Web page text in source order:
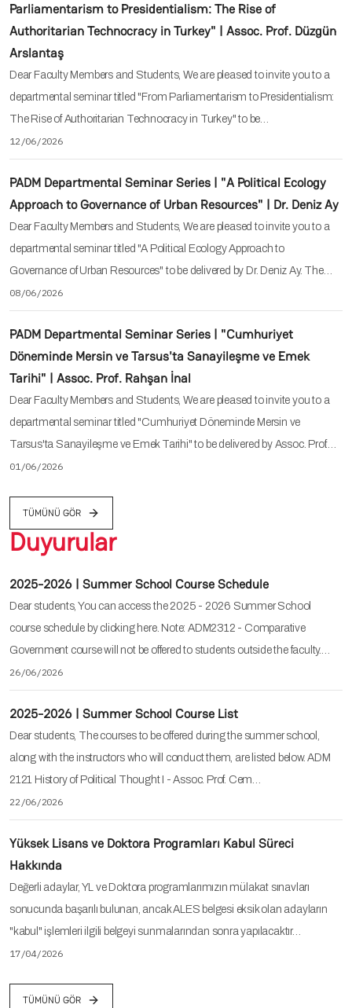
Parliamentarism to Presidentialism: The Rise of
Authoritarian Technocracy in Turkey" | Assoc. Prof. Düzgün
Arslantaş
Dear Faculty Members and Students, We are pleased to invite you to a
departmental seminar titled "From Parliamentarism to Presidentialism:
The Rise of Authoritarian Technocracy in Turkey" to be…
12/06/2026
PADM Departmental Seminar Series | "A Political Ecology
Approach to Governance of Urban Resources" | Dr. Deniz Ay
Dear Faculty Members and Students, We are pleased to invite you to a
departmental seminar titled "A Political Ecology Approach to
Governance of Urban Resources" to be delivered by Dr. Deniz Ay. The…
08/06/2026
PADM Departmental Seminar Series | "Cumhuriyet
Döneminde Mersin ve Tarsus'ta Sanayileşme ve Emek
Tarihi" | Assoc. Prof. Rahşan İnal
Dear Faculty Members and Students, We are pleased to invite you to a
departmental seminar titled "Cumhuriyet Döneminde Mersin ve
Tarsus'ta Sanayileşme ve Emek Tarihi" to be delivered by Assoc. Prof.…
01/06/2026
TÜMÜNÜ GÖR
Duyurular
2025-2026 | Summer School Course Schedule
Dear students, You can access the 2025 - 2026 Summer School
course schedule by clicking here. Note: ADM2312 - Comparative
Government course will not be offered to students outside the faculty.…
26/06/2026
2025-2026 | Summer School Course List
Dear students, The courses to be offered during the summer school,
along with the instructors who will conduct them, are listed below. ADM
2121 History of Political Thought I - Assoc. Prof. Cem…
22/06/2026
Yüksek Lisans ve Doktora Programları Kabul Süreci
Hakkında
Değerli adaylar, YL ve Doktora programlarımızın mülakat sınavları
sonucunda başarılı bulunan, ancak ALES belgesi eksik olan adayların
"kabul" işlemleri ilgili belgeyi sunmalarından sonra yapılacaktır…
17/04/2026
TÜMÜNÜ GÖR